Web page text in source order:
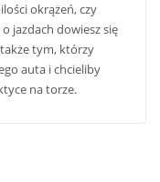
okrążeń, czy
jazdach dowiesz się
tym, którzy
auta i chcieliby
na torze.